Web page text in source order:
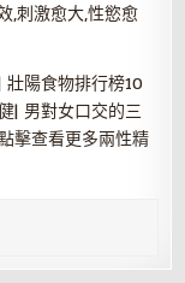
,刺激愈大,性慾愈
陽食物排行榜10
| 男對女口交的三
擊查看更多兩性精